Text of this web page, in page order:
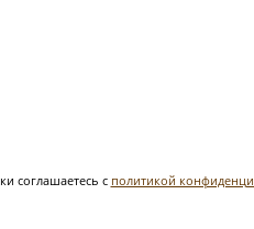
соглашаетесь с политикой